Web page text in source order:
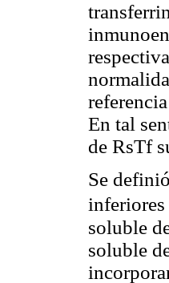
En tal
de RsTf
Se
inferiores
soluble
soluble